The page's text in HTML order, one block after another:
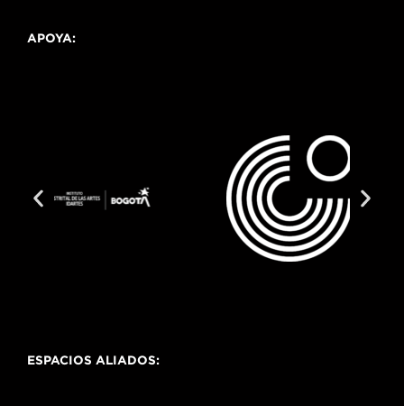
APOYA:
ESPACIOS ALIADOS: